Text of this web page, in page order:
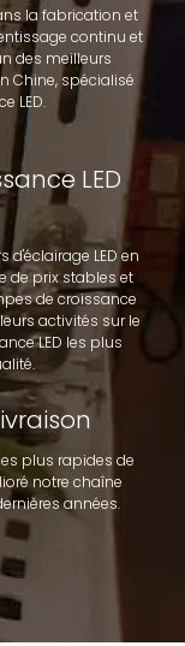
la fabrication et
continu et
des meilleurs
Chine, spécialisé
LED.
LED
LED en
de prix stables et
de croissance
activités sur le
LED les plus
plus rapides de
notre chaîne
années.